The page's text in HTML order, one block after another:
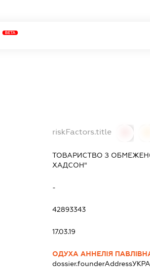
BETA
riskFactors.title
ТОВАРИСТВО З
ХАДСОН"
-
42893343
17.03.19
ОДУХА АННЕЛІЯ
dossier.founderAddress